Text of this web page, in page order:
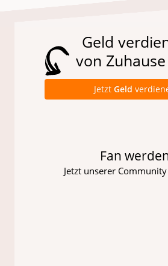
Geld
von
Jetzt Geld
Fan
Jetzt unserer